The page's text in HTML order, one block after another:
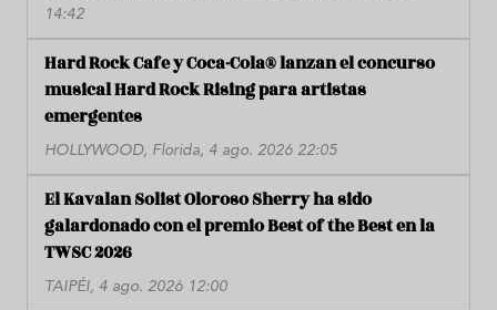
14:42
Hard Rock Cafe y Coca-Cola® lanzan el concurso
musical Hard Rock Rising para artistas
emergentes
HOLLYWOOD, Florida, 4 ago. 2026 22:05
El Kavalan Solist Oloroso Sherry ha sido
galardonado con el premio Best of the Best en la
TWSC 2026
TAIPÉI, 4 ago. 2026 12:00